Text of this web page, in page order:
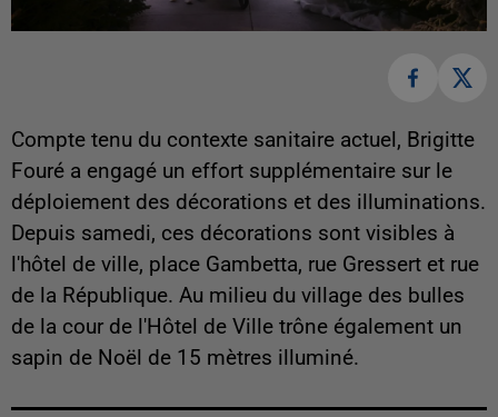
Compte tenu du contexte sanitaire actuel, Brigitte
Fouré a engagé un effort supplémentaire sur le
déploiement des décorations et des illuminations.
Depuis samedi, ces décorations sont visibles à
l'hôtel de ville, place Gambetta, rue Gressert et rue
de la République. Au milieu du village des bulles
de la cour de l'Hôtel de Ville trône également un
sapin de Noël de 15 mètres illuminé.